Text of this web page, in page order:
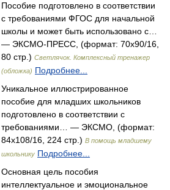
Пособие подготовлено в соответствии
с требованиями ФГОС для начальной
школы и может быть использовано с…
— ЭКСМО-ПРЕСС, (формат: 70x90/16,
80 стр.) Светлячок. Комплексный тренажер
(обложка) Подробнее...
Уникальное иллюстрированное
пособие для младших школьников
подготовлено в соответствии с
требованиями… — ЭКСМО, (формат:
84x108/16, 224 стр.) В помощь младшему
школьнику Подробнее...
Основная цель пособия
интеллектуальное и эмоциональное